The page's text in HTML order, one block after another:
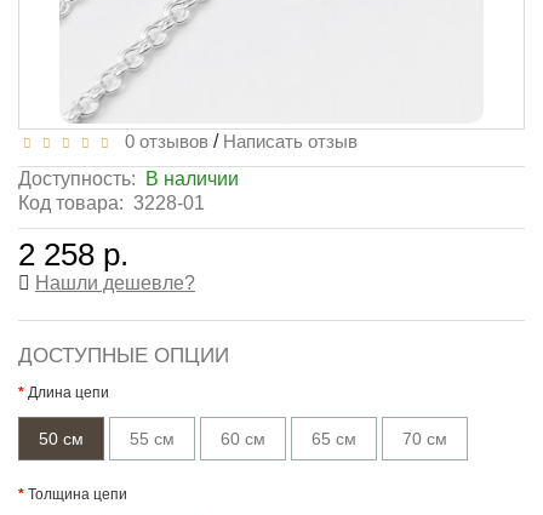
0 отзывов / Написать отзыв
Доступность:
В наличии
Код товара: 3228-01
2 258 р.
Нашли дешевле?
ДОСТУПНЫЕ ОПЦИИ
Длина цепи
50 см 55 см 60 см 65 см 70 см
Толщина цепи